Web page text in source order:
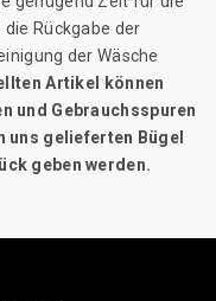
Rückgabe der
der Wäsche
Artikel können
und Gebrauchsspuren
uns gelieferten Bügel
geben werden.